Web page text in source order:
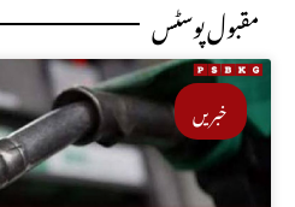
مقبول پوسٹس
خبریں